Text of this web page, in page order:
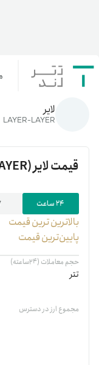
خانه رمزارزها/
LAYER
لایر
LAYER-LAYER
قیمتلایر(LAYER)
۲۴ ساعت
بالاترین ‌ترین قیمت
پایین‌ترین قیمت
حجم معاملات (۲۴ساعته)
تتر
مجموع ارز در دسترس